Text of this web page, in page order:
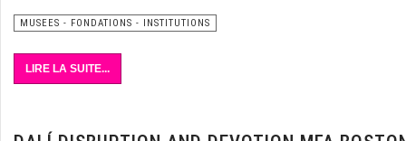
MUSEES - FONDATIONS - INSTITUTIONS
LIRE LA SUITE...